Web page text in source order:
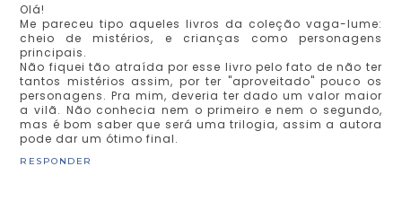
Olá!
Me pareceu tipo aqueles livros da coleção vaga-lume:
cheio de mistérios, e crianças como personagens
principais.
Não fiquei tão atraída por esse livro pelo fato de não ter
tantos mistérios assim, por ter "aproveitado" pouco os
personagens. Pra mim, deveria ter dado um valor maior
a vilã. Não conhecia nem o primeiro e nem o segundo,
mas é bom saber que será uma trilogia, assim a autora
pode dar um ótimo final.
RESPONDER